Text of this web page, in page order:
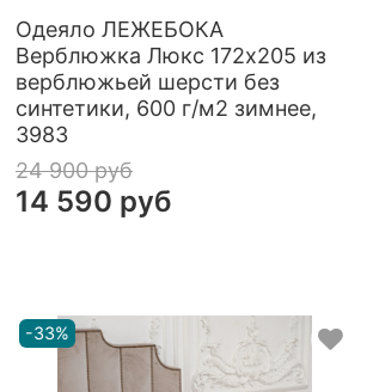
Одеяло ЛЕЖЕБОКА
Верблюжка Люкс 172х205 из
верблюжьей шерсти без
синтетики, 600 г/м2 зимнее,
3983
24 900 руб
14 590 руб
-33%